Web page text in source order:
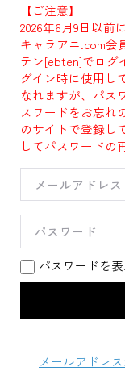
【ご注意】
2026年6月9日以前
キャラアニ.com会
テン[ebten]でログ
グイン時に使用し
なれますが、パス
スワードをお忘れ
のサイトで登録し
してパスワードの
パスワードを
メールアドレ